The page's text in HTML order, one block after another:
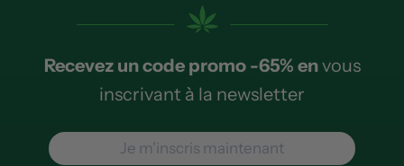
Recevez un code promo -65% envous
inscrivant à la newsletter
Je m'inscris maintenant